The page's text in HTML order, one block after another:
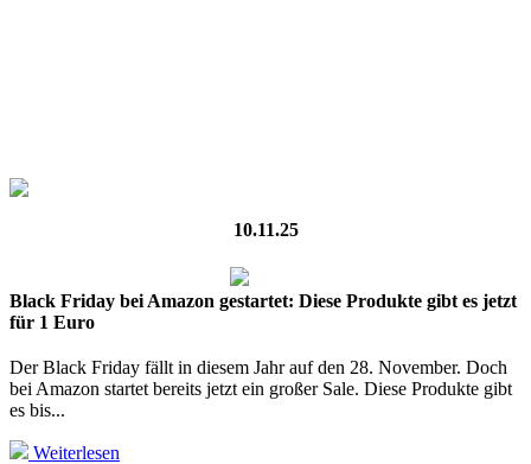
10.11.25
Black Friday bei Amazon gestartet: Diese Produkte gibt es jetzt
für 1 Euro
Der Black Friday fällt in diesem Jahr auf den 28. November. Doch
bei Amazon startet bereits jetzt ein großer Sale. Diese Produkte gibt
es bis...
Weiterlesen